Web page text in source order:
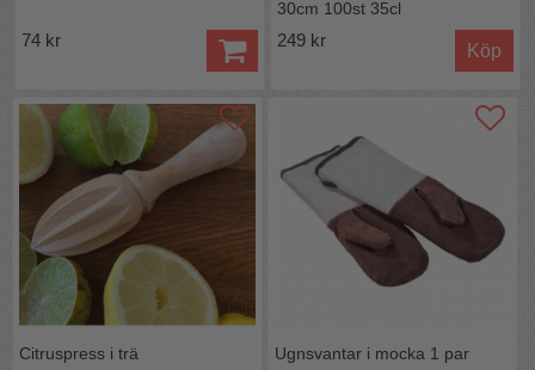
74 kr
30cm 100st 35cl
249 kr
Köp
Citruspress i trä Ugnsvantar i mocka 1 par